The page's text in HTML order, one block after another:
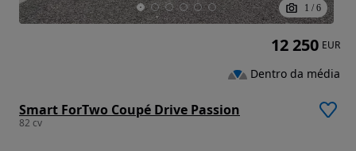
1 / 6
Smart ForTwo Coupé Drive Passion
82 cv
12 250 EUR
Dentro da média